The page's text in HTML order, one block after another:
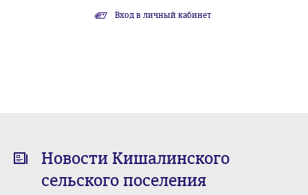
Вход в личный кабинет
Новости Кишалинского
сельского поселения